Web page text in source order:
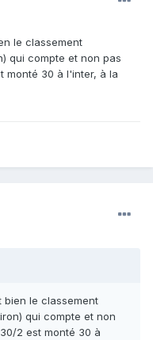
le classement
qui compte et non pas
monté 30 à l'inter, à la
bien le classement
qui compte et non
2 est monté 30 à